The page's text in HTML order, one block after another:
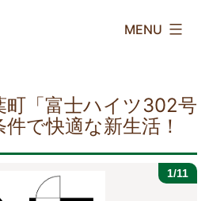
町「富士ハイツ302号
で快適な新生活！
1/11